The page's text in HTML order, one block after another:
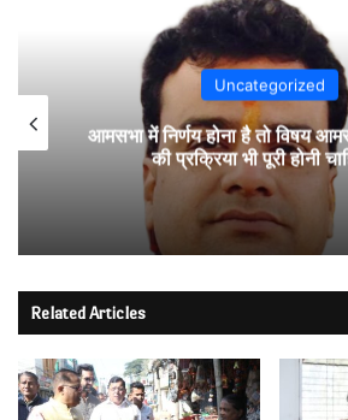
Uncategorized
आमसभा में निर्णय होना है तो विषय
की प्रक्रिया भी पूरी होनी
Related Articles